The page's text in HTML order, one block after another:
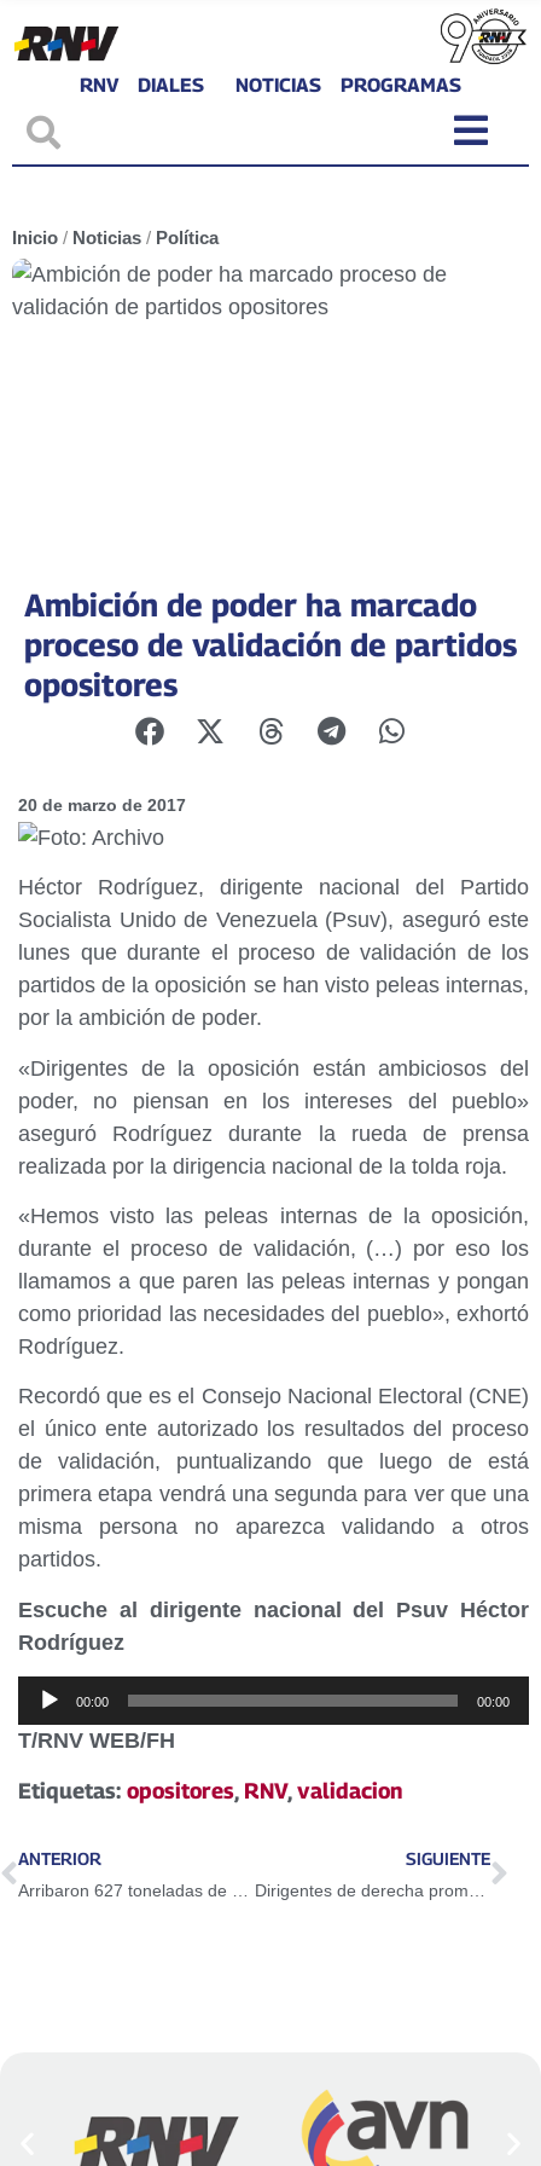
RNV DIALES NOTICIAS PROGRAMAS
Inicio / Noticias / Política
Ambición de poder ha marcado
proceso de validación de partidos
opositores
20 de marzo de 2017
Héctor Rodríguez, dirigente nacional del Partido
Socialista Unido de Venezuela (Psuv), aseguró este
lunes que durante el proceso de validación de los
partidos de la oposición se han visto peleas internas,
por la ambición de poder.
«Dirigentes de la oposición están ambiciosos del
poder, no piensan en los intereses del pueblo»
aseguró Rodríguez durante la rueda de prensa
realizada por la dirigencia nacional de la tolda roja.
«Hemos visto las peleas internas de la oposición,
durante el proceso de validación, (…) por eso los
llamamos a que paren las peleas internas y pongan
como prioridad las necesidades del pueblo», exhortó
Rodríguez.
Recordó que es el Consejo Nacional Electoral (CNE)
el único ente autorizado los resultados del proceso
de validación, puntualizando que luego de está
primera etapa vendrá una segunda para ver que una
misma persona no aparezca validando a otros
partidos.
Escuche al dirigente nacional del Psuv Héctor
Rodríguez
Reproductor
de
00:00 00:00
T/RNV WEB/FH
Etiquetas: opositores, RNV,validacion
ANTERIOR SIGUIENTE